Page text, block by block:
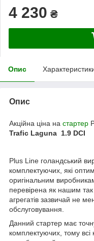
4 230 ₴
Опис
Опис
Акційна ціна на стартер
Trafic Laguna 1.9 DCI
Plus Line голандський
комплектуючих, які
оригінальним
перевірена як нашим
агрегатів зазвичай не
обслуговування.
Данний стартер має
комплектуючих, тому всі